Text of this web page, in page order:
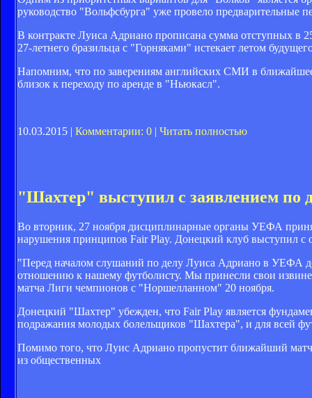
руководство "Вольфсбурга" уже провело предварительные
В контракте Луиса Адриано прописана сумма отступных в
27-летнего бразильца с "Горняками" истекает летом
Напомним, что по заверениям английских СМИ в
близок к переходу по аренде в "Ньюкасл".
10.03.2015 | Комментарии: 0 Читать полностью
"Шахтер" выступил с заявлением по
Во вторник, 27 ноября дисциплинарные органы УЕФА
нарушения принципов Fair Play. Донецкий клуб выступил с
"Перед началом слушаний по делу Луиса Адриано в УЕФА
отношению к нашему футболисту. Мы принесли свои
матча Лиги чемпионов с "Норшелланном" 20 ноября.
Донецкий "Шахтер" убежден, что Fair Play является
подражания молодых болельщиков "Шахтера", и для всей
Помимо того, что Луис Адриано пропустит ближайший
из общественных